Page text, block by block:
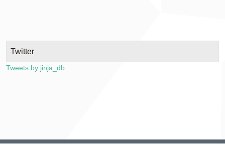
Twitter
Tweets by jinja_db